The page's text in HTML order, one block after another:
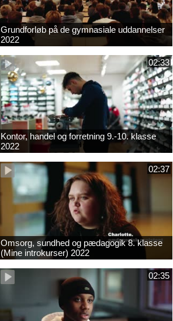
Grundforløb på de gymnasiale uddannelser
2022
02:33
Kontor, handel og forretning 9.-10. klasse
2022
02:37
Omsorg, sundhed og pædagogik 8. klasse
(Mine introkurser) 2022
02:35